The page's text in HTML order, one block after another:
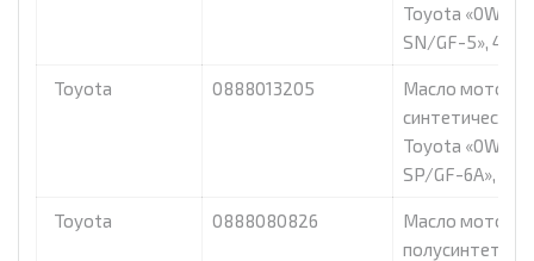
Toyota «0W16
SN/GF-5», 4л
Toyota 0888013205
Масло
синтетическое
Toyota «0W20
SP/GF-6A», 4л
Toyota 0888080826
Масло